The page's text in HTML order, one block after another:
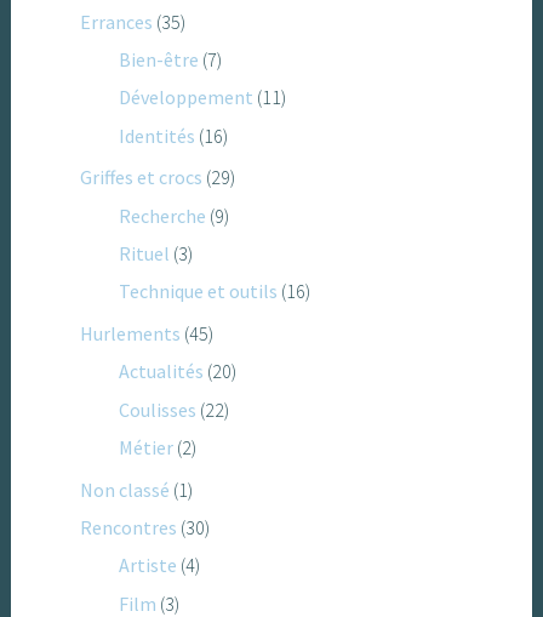
Errances (35)
Bien-être (7)
Développement (11)
Identités (16)
Griffes et crocs (29)
Recherche (9)
Rituel (3)
Technique et outils (16)
Hurlements (45)
Actualités (20)
Coulisses (22)
Métier (2)
Non classé (1)
Rencontres (30)
Artiste (4)
Film (3)